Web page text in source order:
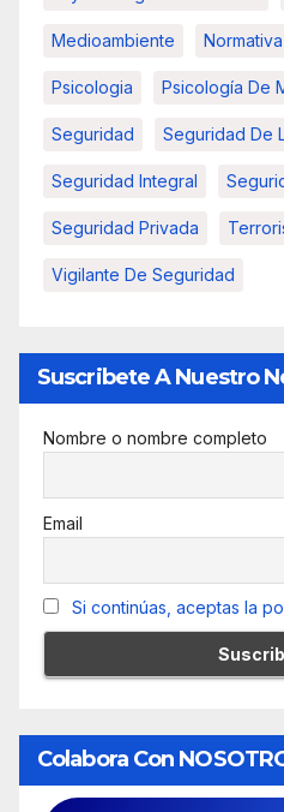
Medioambiente Normativa
Psicologia Psicología De
Seguridad Seguridad De
Seguridad Integral
Seguridad Privada
Vigilante De Seguridad
Suscribete A Nuestro
Nombre o nombre completo
Email
Si continúas, aceptas la
Colabora Con